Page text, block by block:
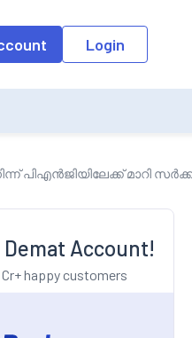
the suggestion list will be
Login
പിഎൻജിയിലേക്ക് മാറി
Demat Account!
happy customers